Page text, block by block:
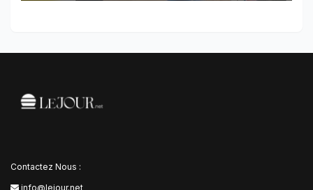
Contactez Nous :
info@lejour.net